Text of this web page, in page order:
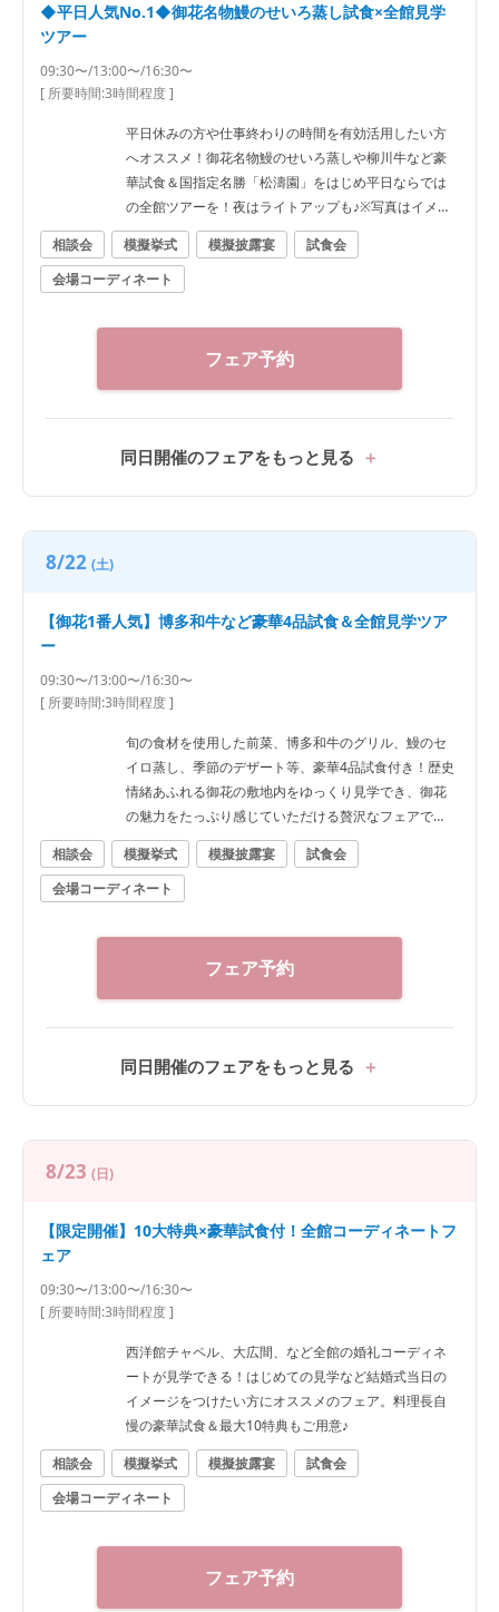
◆平日人気No.1◆御花名物鰻のせいろ蒸し試食×全館見学
ツアー
09:30〜/13:00〜/16:30〜
[ 所要時間:3時間程度]
平日休みの方や仕事終わりの時間を有効活用したい方
へオススメ！御花名物鰻のせいろ蒸しや柳川牛など豪
華試食＆国指定名勝「松濤園」をはじめ平日ならでは
の全館ツアーを！夜はライトアップも♪※写真はイメー
ジです
相談会 模擬挙式 模擬披露宴
試食会
会場コーディネート
フェア予約
同日開催のフェアをもっと見る
8/22 (土)
【御花1番人気】博多和牛など豪華4品試食＆全館見学ツア
ー
09:30〜/13:00〜/16:30〜
[ 所要時間:3時間程度]
旬の食材を使用した前菜、博多和牛のグリル、鰻のセ
イロ蒸し、季節のデザート等、豪華4品試食付き！歴史
情緒あふれる御花の敷地内をゆっくり見学でき、御花
の魅力をたっぷり感じていただける贅沢なフェアで
す。
相談会 模擬挙式 模擬披露宴
試食会
会場コーディネート
フェア予約
同日開催のフェアをもっと見る
8/23 (日)
【限定開催】10大特典×豪華試食付！全館コーディネートフ
ェア
09:30〜/13:00〜/16:30〜
[ 所要時間:3時間程度]
西洋館チャペル、大広間、など全館の婚礼コーディネ
ートが見学できる！はじめての見学など結婚式当日の
イメージをつけたい方にオススメのフェア。料理長自
慢の豪華試食＆最大10特典もご用意♪
相談会
模擬挙式 模擬披露宴
試食会
会場コーディネート
フェア予約